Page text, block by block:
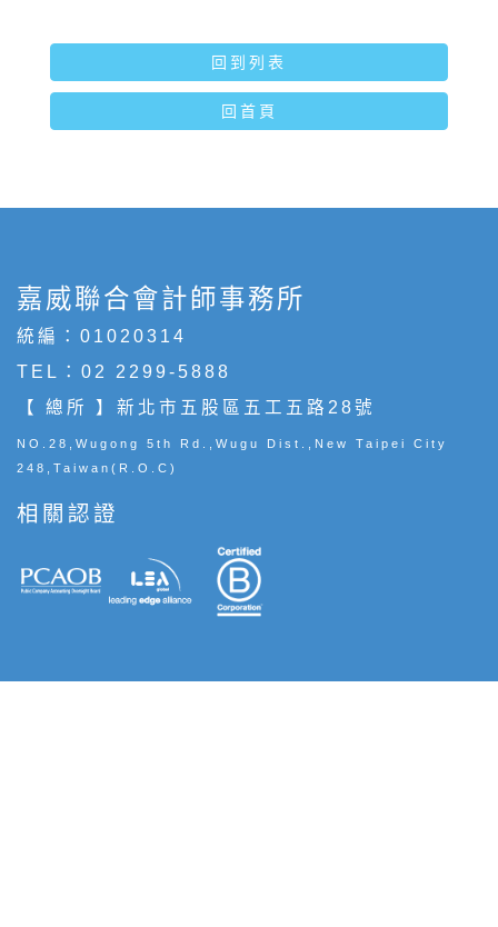
回到列表
回首頁
嘉威聯合會計師事務所
統編：01020314
TEL： 02 2299-5888
【 總所 】新北市五股區五工五路28號
NO.28,Wugong 5th Rd.,Wugu Dist.,New Taipei City
248,Taiwan(R.O.C)
相關認證